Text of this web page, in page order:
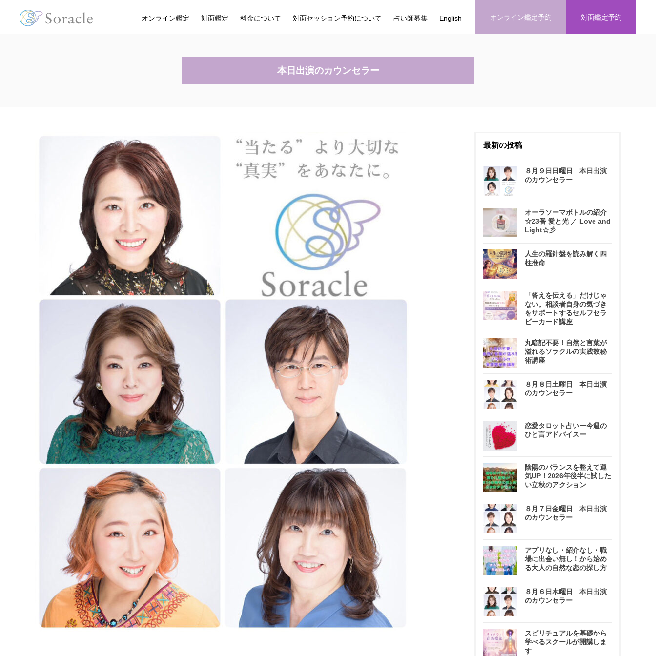
オンライン鑑定 対面鑑定 料金について 対面セッション予約について 占い師募集 English オンライン鑑定予約 対面鑑定予約
本日出演のカウンセラー
最新の投稿
８月９日日曜日 本日出演
のカウンセラー
オーラソーマボトルの紹介
☆23番 愛と光 ／ Love and
Light☆彡
人生の羅針盤を読み解く四
柱推命
「答えを伝える」だけじゃ
ない。相談者自身の気づき
をサポートするセルフセラ
ピーカード講座
丸暗記不要！自然と言葉が
溢れるソラクルの実践数秘
術講座
８月８日土曜日 本日出演
のカウンセラー
恋愛タロット占いー今週の
ひと言アドバイスー
陰陽のバランスを整えて運
気UP！2026年後半に試した
い立秋のアクション
８月７日金曜日 本日出演
のカウンセラー
アプリなし・紹介なし・職
場に出会い無し！から始め
る大人の自然な恋の探し方
８月６日木曜日 本日出演
のカウンセラー
スピリチュアルを基礎から
学べるスクールが開講しま
す